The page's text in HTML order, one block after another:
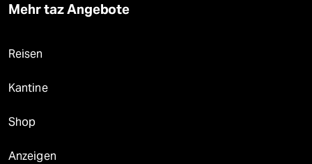
Mehr taz Angebote
Reisen
Kantine
Shop
Anzeigen